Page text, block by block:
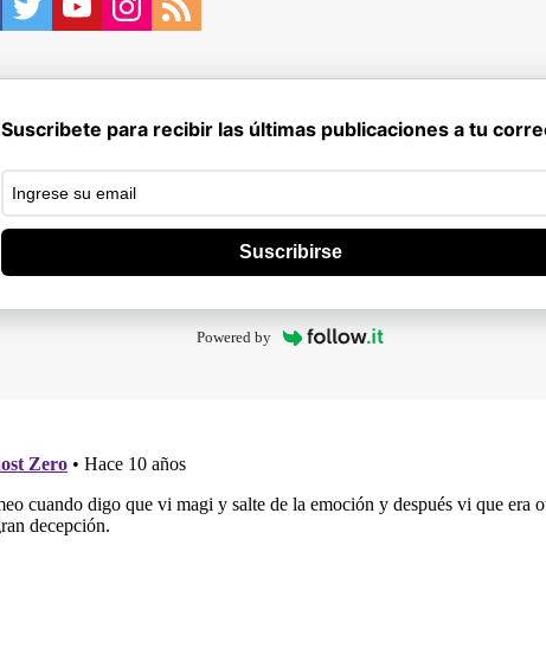
Suscribete para recibir las últimas publicaciones a tu
Suscribirse
Powered by